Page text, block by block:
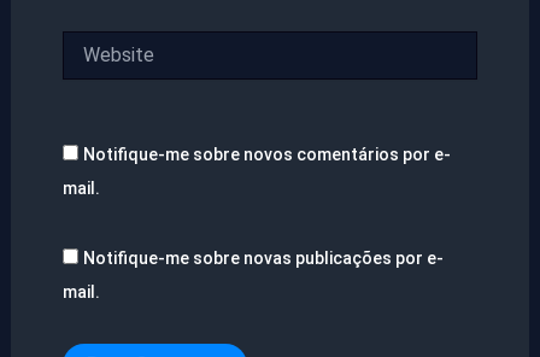
Notifique-me sobre novos comentários por e-
mail.
Notifique-me sobre novas publicações por e-
mail.